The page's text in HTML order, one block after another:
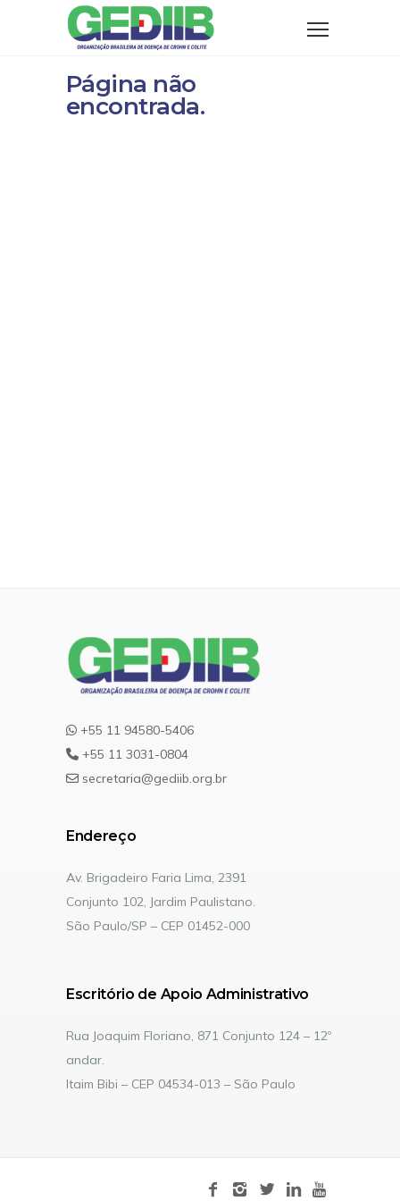
Página não
encontrada.
+55 11 94580-5406
+55 11 3031-0804
secretaria@gediib.org.br
Endereço
Av. Brigadeiro Faria Lima, 2391
Conjunto 102, Jardim Paulistano.
São Paulo/SP – CEP 01452-000
Escritório de Apoio Administrativo
Rua Joaquim Floriano, 871 Conjunto 124 – 12º
andar.
Itaim Bibi – CEP 04534-013 – São Paulo